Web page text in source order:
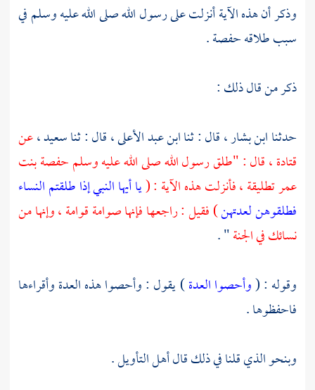
وذكر أن هذه الآية أنزلت على رسول الله صلى الله عليه وسلم في
سبب طلاقهحفصة.
ذكر من قال ذلك :
حدثناابن بشار ،قال : ثناابن عبد الأعلى ،قال : ثناسعيد ،عن
قتادة ،قال : "طلق رسول الله صلى الله عليه وسلمحفصةبنت
عمر تطليقة ، فأنزلت هذه الآية : (يا أيها النبي إذا طلقتم النساء
فطلقوهن لعدتهن) فقيل : راجعها فإنها صوامة قوامة ، وإنها من
نسائك في الجنة" .
وقوله : (وأحصوا العدة) يقول : وأحصوا هذه العدة وأقراءها
فاحفظوها .
وبنحو الذي قلنا في ذلك قال أهل التأويل .